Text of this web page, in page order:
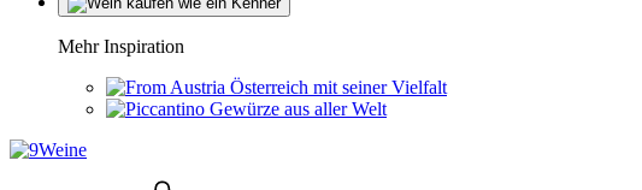
Mehr Inspiration
Österreich mit seiner Vielfalt
Gewürze aus aller Welt